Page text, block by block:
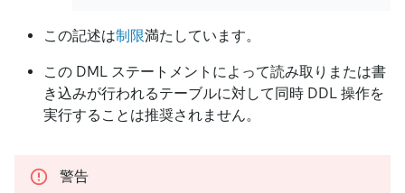
この記述は制限満たしています。
この DML ステートメントによって読み取りまたは書
き込みが行われるテーブルに対して同時 DDL 操作を
実行することは推奨されません。
警告